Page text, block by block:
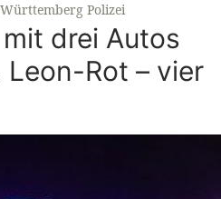
Polizei
drei Autos
Leon-Rot – vier